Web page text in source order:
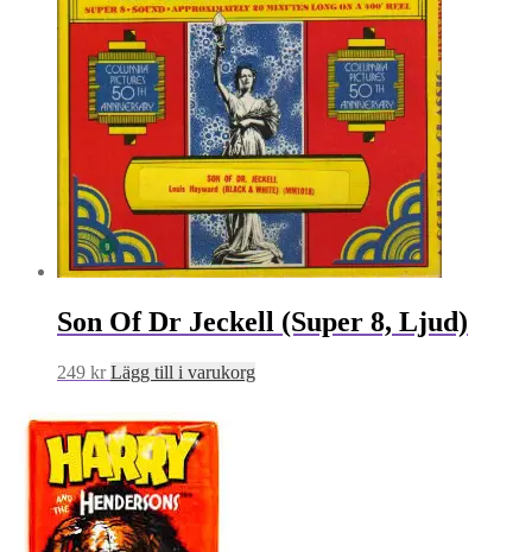
Son Of Dr Jeckell (Super 8, Ljud)
249 kr Lägg till i varukorg